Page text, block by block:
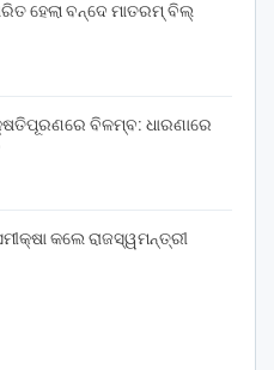
ହେଲା ବନ୍ଦେ ମାତରମ୍‌ ବିଲ୍‌
ବିଳମ୍ବ: ଧାରଣାରେ
କଲେ ରାଜସ୍ୱମନ୍ତ୍ରୀ